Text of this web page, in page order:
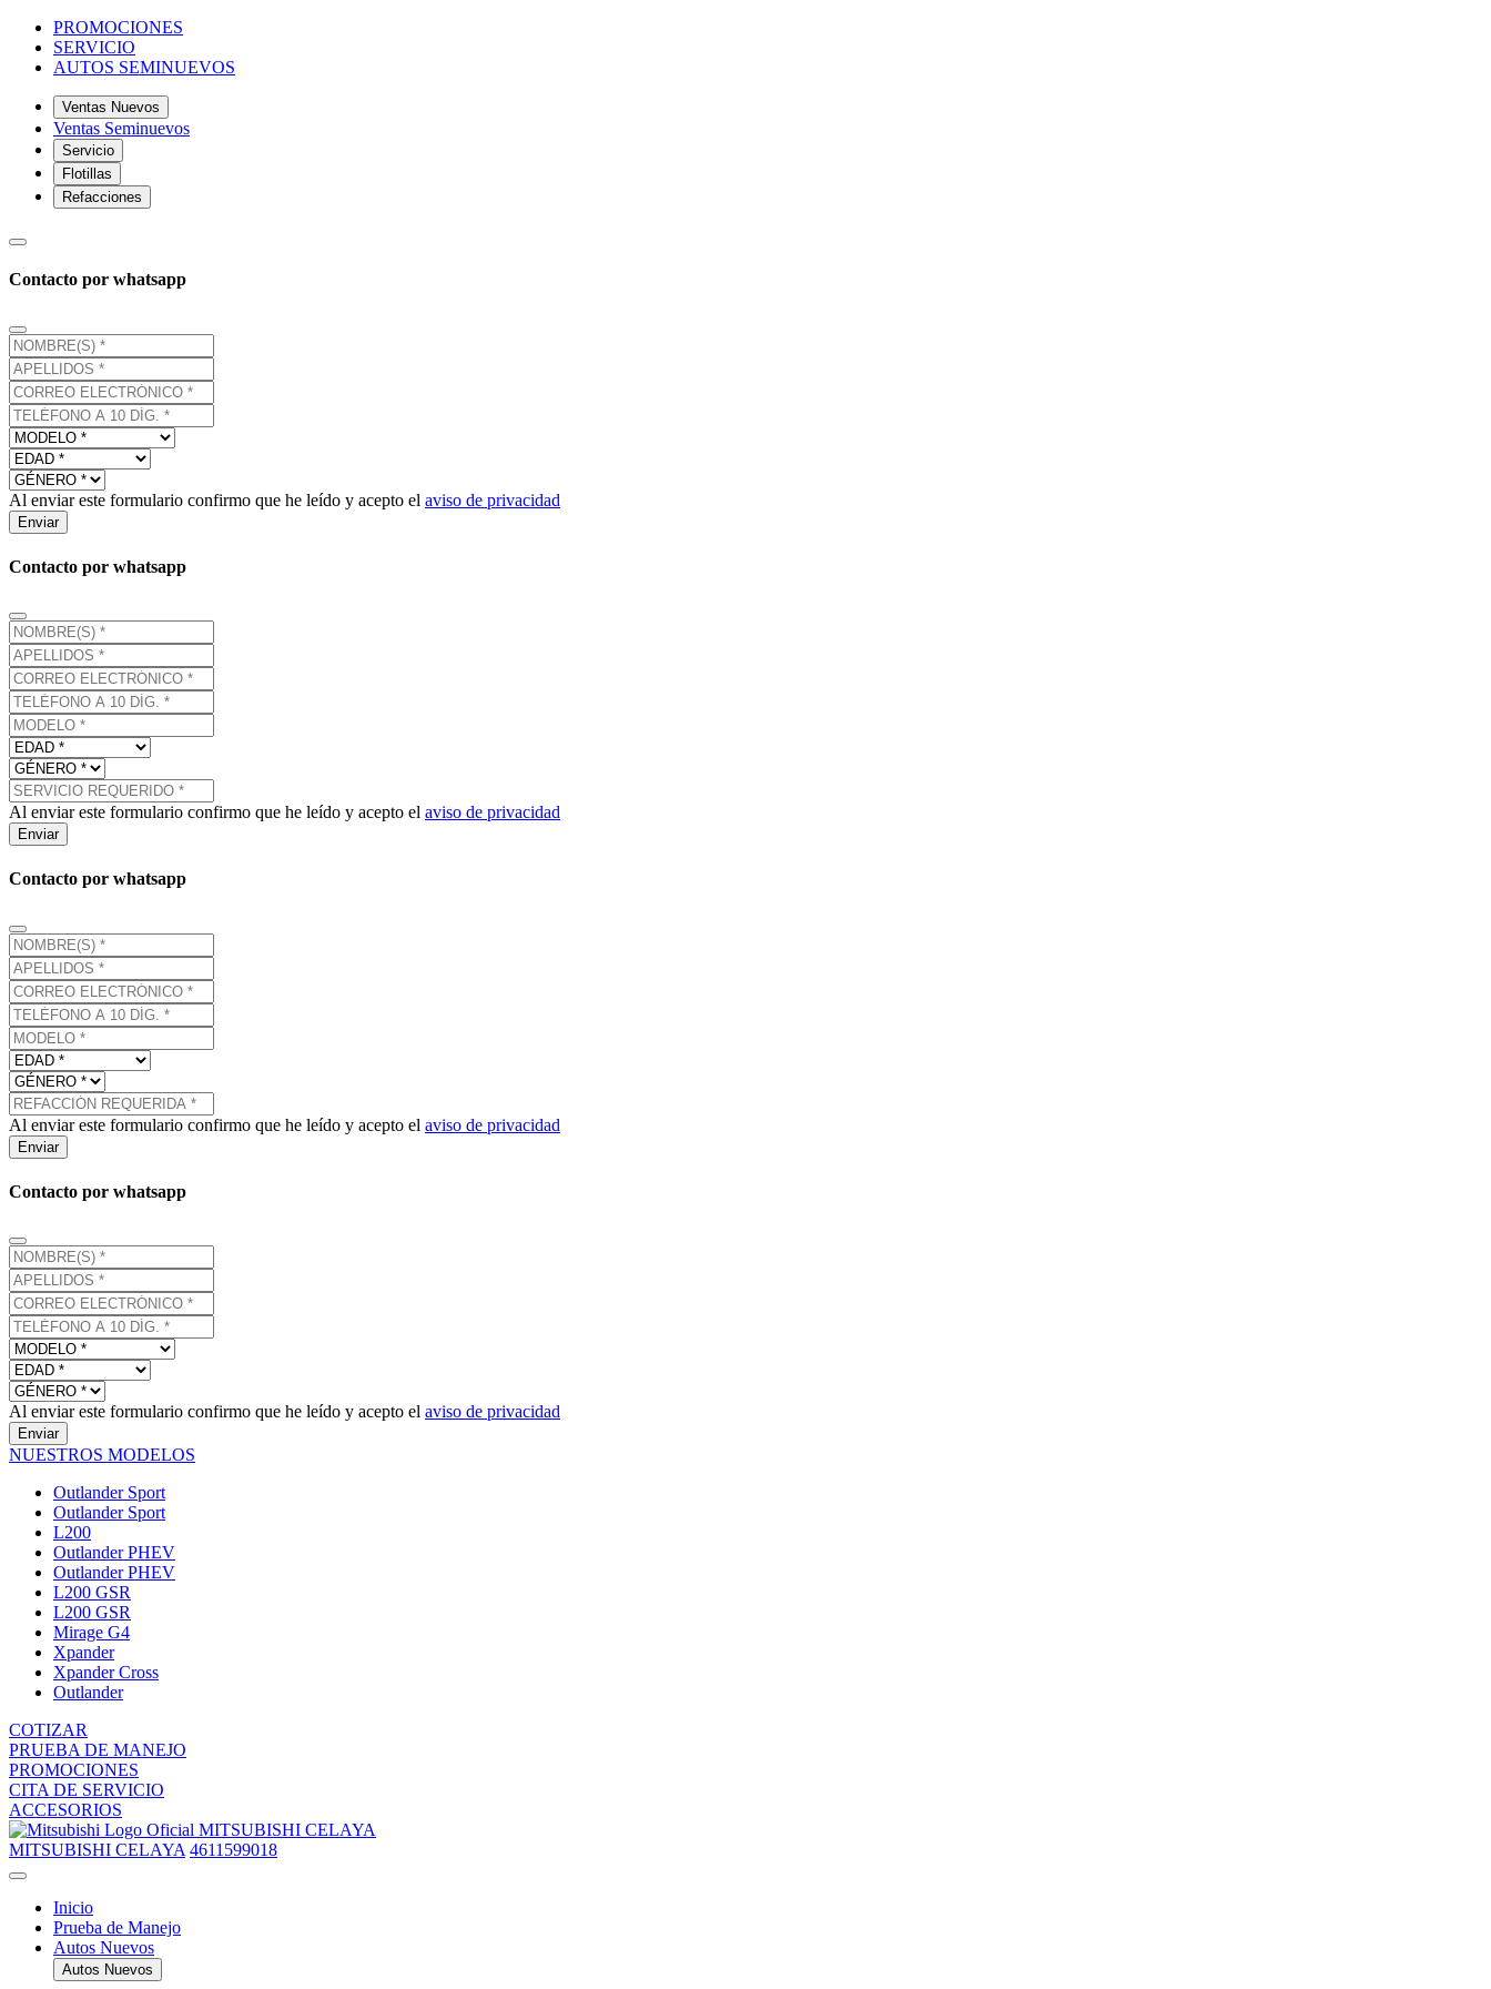
PROMOCIONES
SERVICIO
AUTOS SEMINUEVOS
Ventas Nuevos
Ventas Seminuevos
Servicio
Flotillas
Refacciones
Contacto por whatsapp
Al enviar este formulario confirmo que he leído y acepto el aviso de privacidad
Enviar
Contacto por whatsapp
Al enviar este formulario confirmo que he leído y acepto el aviso de privacidad
Enviar
Contacto por whatsapp
Al enviar este formulario confirmo que he leído y acepto el aviso de privacidad
Enviar
Contacto por whatsapp
Al enviar este formulario confirmo que he leído y acepto el aviso de privacidad
Enviar
NUESTROS MODELOS
Outlander Sport
Outlander Sport
L200
Outlander PHEV
Outlander PHEV
L200 GSR
L200 GSR
Mirage G4
Xpander
Xpander Cross
Outlander
COTIZAR
PRUEBA DE MANEJO
PROMOCIONES
CITA DE SERVICIO
ACCESORIOS
MITSUBISHI CELAYA
MITSUBISHI CELAYA 4611599018
Inicio
Prueba de Manejo
Autos Nuevos
Autos Nuevos